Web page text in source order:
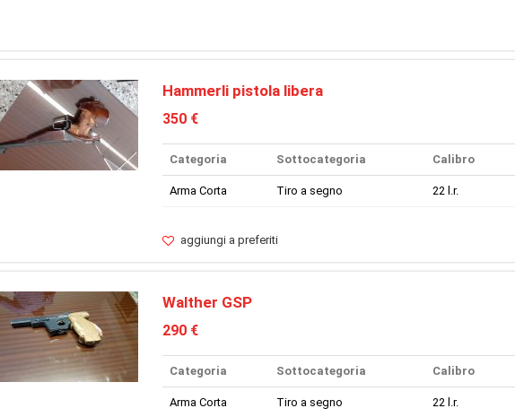
Hammerli pistola libera
350 €
Categoria Sottocategoria Calibro
Arma Corta Tiro a segno 22 l.r.
aggiungi a preferiti
Walther GSP
290 €
Categoria Sottocategoria Calibro
Arma Corta Tiro a segno 22 l.r.